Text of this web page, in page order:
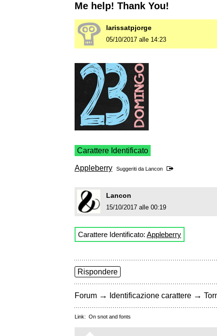
Me help! Thank You!
larissatpjorge
05/10/2017 alle 14:23
Carattere Identificato
Appleberry Suggeriti da Lancon
Lancon
15/10/2017 alle 00:19
Carattere Identificato: Appleberry
Rispondere
Forum → Identificazione carattere →
Link: On snot and fonts